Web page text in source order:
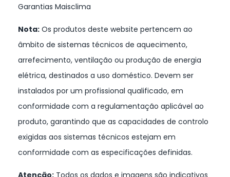
Garantias Maisclima
Nota: Os produtos deste website pertencem ao
âmbito de sistemas técnicos de aquecimento,
arrefecimento, ventilação ou produção de energia
elétrica, destinados a uso doméstico. Devem ser
instalados por um profissional qualificado, em
conformidade com a regulamentação aplicável ao
produto, garantindo que as capacidades de controlo
exigidas aos sistemas técnicos estejam em
conformidade com as especificações definidas.
Atenção: Todos os dados e imagens são indicativos